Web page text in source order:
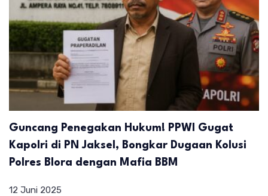
Guncang Penegakan Hukum! PPWI Gugat
Kapolri di PN Jaksel, Bongkar Dugaan Kolusi
Polres Blora dengan Mafia BBM
12 Juni 2025